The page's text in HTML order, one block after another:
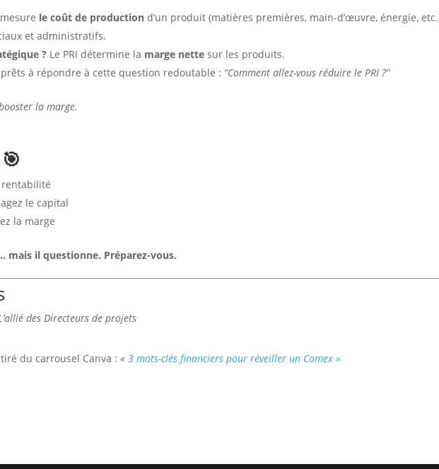
le coût de production d’un produit (matières premières, main-d’œuvre, énergie,
et administratifs.
? Le PRI détermine la marge nette sur les produits.
prêts à répondre à cette question redoutable : “Comment allez-vous réduire le PRI ?”
la marge.
le capital
la marge
mais il questionne. Préparez-vous.
des Directeurs de projets
du carrousel Canva :«3 mots-clés financiers pour réveiller un Comex »